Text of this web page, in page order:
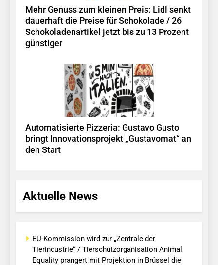
Mehr Genuss zum kleinen Preis: Lidl senkt
dauerhaft die Preise für Schokolade / 26
Schokoladenartikel jetzt bis zu 13 Prozent
günstiger
Automatisierte Pizzeria: Gustavo Gusto
bringt Innovationsprojekt „Gustavomat“ an
den Start
Aktuelle News
EU-Kommission wird zur „Zentrale der
Tierindustrie“ / Tierschutzorganisation Animal
Equality prangert mit Projektion in Brüssel die